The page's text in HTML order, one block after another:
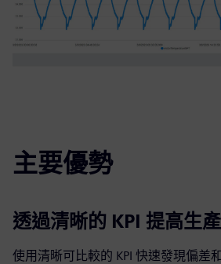
主要優勢
透過清晰的 KPI 提高生
使用清晰可比較的 KPI 快速發現偏差